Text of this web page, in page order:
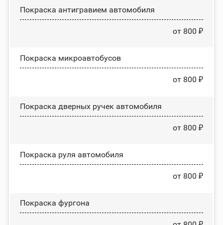
Покраска антигравием автомобиля
от 800 ₽
Покраска микроавтобусов
от 800 ₽
Покраска дверных ручек автомобиля
от 800 ₽
Покраска руля автомобиля
от 800 ₽
Покраска фургона